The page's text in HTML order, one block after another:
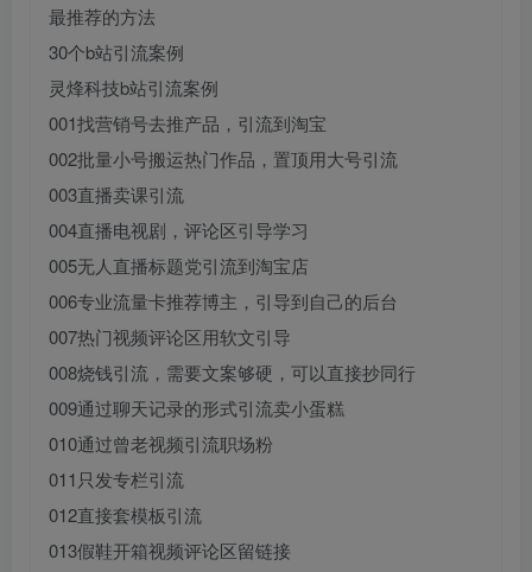
最推荐的方法
30个b站引流案例
灵烽科技b站引流案例
001找营销号去推产品，引流到淘宝
002批量小号搬运热门作品，置顶用大号引流
003直播卖课引流
004直播电视剧，评论区引导学习
005无人直播标题党引流到淘宝店
006专业流量卡推荐博主，引导到自己的后台
007热门视频评论区用软文引导
008烧钱引流，需要文案够硬，可以直接抄同行
009通过聊天记录的形式引流卖小蛋糕
010通过曾老视频引流职场粉
011只发专栏引流
012直接套模板引流
013假鞋开箱视频评论区留链接